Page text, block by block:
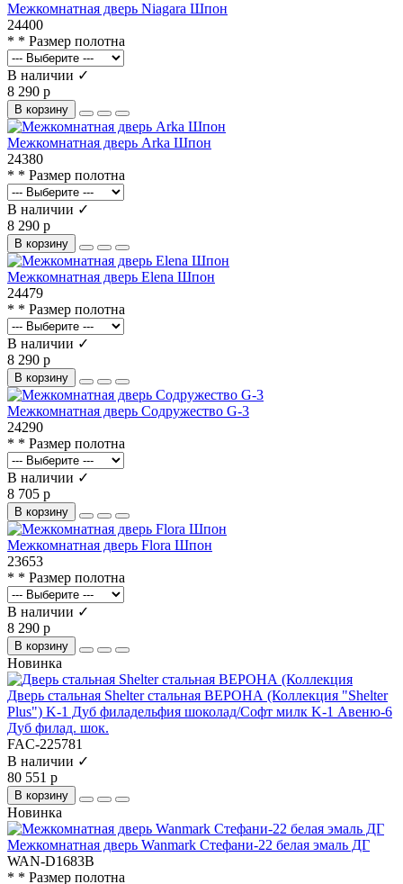
Межкомнатная дверь Niagara Шпон
24400
* * Размер полотна
В наличии ✓
8 290 р
В корзину
Межкомнатная дверь Arka Шпон
24380
* * Размер полотна
В наличии ✓
8 290 р
В корзину
Межкомнатная дверь Elena Шпон
24479
* * Размер полотна
В наличии ✓
8 290 р
В корзину
Межкомнатная дверь Содружество G-3
24290
* * Размер полотна
В наличии ✓
8 705 р
В корзину
Межкомнатная дверь Flora Шпон
23653
* * Размер полотна
В наличии ✓
8 290 р
В корзину
Новинка
Дверь стальная Shelter стальная ВЕРОНА (Коллекция "Shelter
Plus") K-1 Дуб филадельфия шоколад/Софт милк K-1 Авеню-6
Дуб филад. шок.
FAC-225781
В наличии ✓
80 551 р
В корзину
Новинка
Межкомнатная дверь Wanmark Стефани-22 белая эмаль ДГ
WAN-D1683B
* * Размер полотна